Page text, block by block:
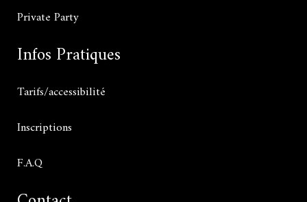
Private Party
Infos Pratiques
Tarifs/accessibilité
Inscriptions
F.A.Q